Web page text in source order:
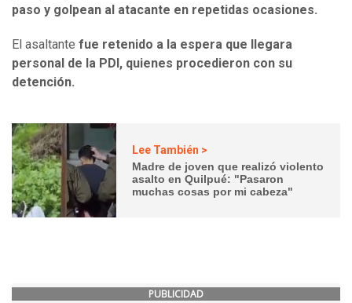
paso y golpean al atacante en repetidas ocasiones.
El asaltante fue retenido a la espera que llegara
personal de la PDI, quienes procedieron con su
detención.
Lee También >
Madre de joven que realizó violento
asalto en Quilpué: "Pasaron
muchas cosas por mi cabeza"
PUBLICIDAD